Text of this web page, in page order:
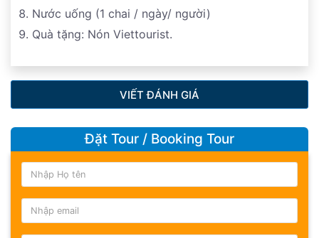
Nước uống (1 chai / ngày/ người)
Quà tặng: Nón Viettourist.
VIẾT ĐÁNH GIÁ
Đặt Tour / Booking Tour